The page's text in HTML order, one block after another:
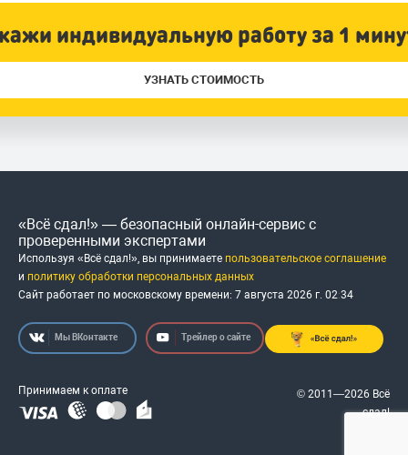
индивидуальную работу за 1
УЗНАТЬ СТОИМОСТЬ
«Всё сдал!» — безопасный онлайн-сервис с
проверенными экспертами
Используя «Всё сдал!», вы принимаете пользовательское соглашение
и политику обработки персональных данных
Сайт работает по московскому времени: 7 августа 2026 г. 02:34
Мы ВКонтакте Трейлер о сайте
Принимаем к оплате
© 2011—2026 Всё
сдал!